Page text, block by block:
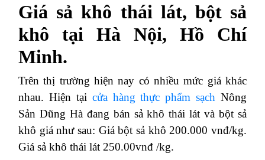
Giá sả khô thái lát, bột sả
khô tại Hà Nội, Hồ Chí
Minh.
Trên thị trường hiện nay có nhiều mức giá khác
nhau. Hiện tại cửa hàng thực phẩm sạch Nông
Sản Dũng Hà đang bán sả khô thái lát và bột sả
khô giá như sau: Giá bột sả khô 200.000 vnđ/kg.
Giá sả khô thái lát 250.00vnđ /kg.